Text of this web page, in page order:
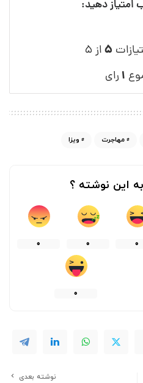
امتیاز دهید:
۵از ۵
۱ رای
مهاجرت ویزا
این نوشته ؟
0
0
0
0
نوشته بعدی